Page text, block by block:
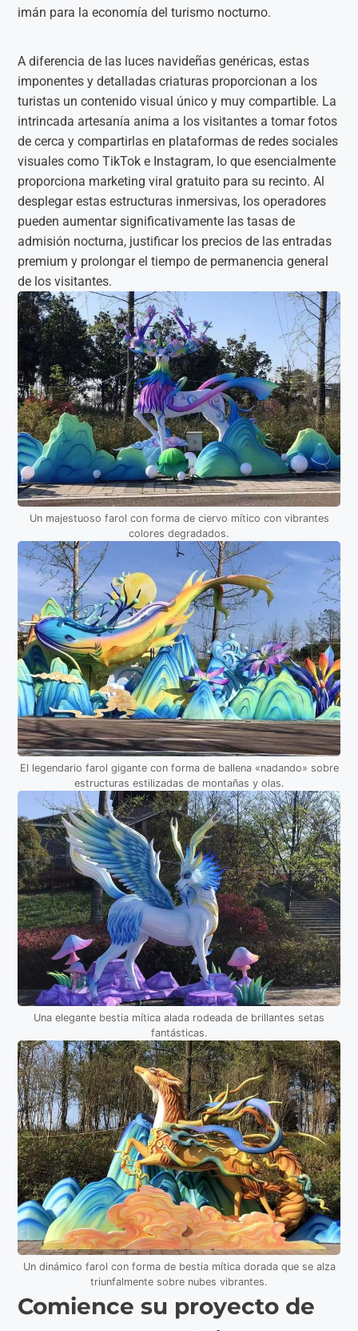
imán para la economía del turismo nocturno.
A diferencia de las luces navideñas genéricas, estas
imponentes y detalladas criaturas proporcionan a los
turistas un contenido visual único y muy compartible. La
intrincada artesanía anima a los visitantes a tomar fotos
de cerca y compartirlas en plataformas de redes sociales
visuales como TikTok e Instagram, lo que esencialmente
proporciona marketing viral gratuito para su recinto. Al
desplegar estas estructuras inmersivas, los operadores
pueden aumentar significativamente las tasas de
admisión nocturna, justificar los precios de las entradas
premium y prolongar el tiempo de permanencia general
de los visitantes.
Un majestuoso farol con forma de ciervo mítico con vibrantes
colores degradados.
El legendario farol gigante con forma de ballena «nadando» sobre
estructuras estilizadas de montañas y olas.
Una elegante bestia mítica alada rodeada de brillantes setas
fantásticas.
Un dinámico farol con forma de bestia mítica dorada que se alza
triunfalmente sobre nubes vibrantes.
Comience su proyecto de